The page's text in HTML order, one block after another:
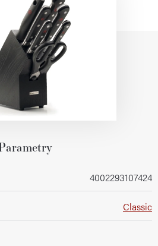
4002293107424
Classic